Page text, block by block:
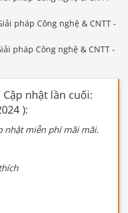
nhật lần cuối:
):
nhật miễn phí mãi mãi.